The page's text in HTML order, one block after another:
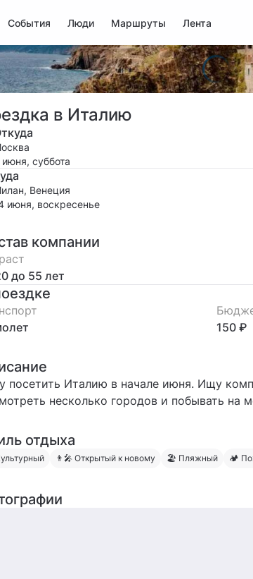
События Люди Маршруты Лента
в Италию
июня, суббота
Венеция
июня, воскресенье
компании
до 55 лет
150 ₽
посетить Италию в начале июня. Ищу
несколько городов и побывать на
отдыха
👨‍🎤 Открытый к новому 🏖 Пляжный 🏕